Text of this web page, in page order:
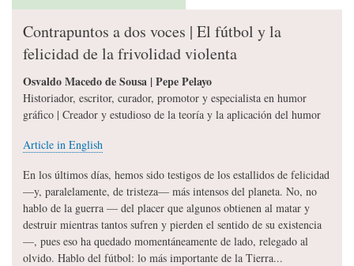
Contrapuntos a dos voces | El fútbol y la
felicidad de la frivolidad violenta
Osvaldo Macedo de Sousa | Pepe Pelayo
Historiador, escritor, curador, promotor y especialista en humor
gráfico | Creador y estudioso de la teoría y la aplicación del humor
Article in English
En los últimos días, hemos sido testigos de los estallidos de felicidad
—y, paralelamente, de tristeza— más intensos del planeta. No, no
hablo de la guerra — del placer que algunos obtienen al matar y
destruir mientras tantos sufren y pierden el sentido de su existencia
—, pues eso ha quedado momentáneamente de lado, relegado al
olvido. Hablo del fútbol: lo más importante de la Tierra...